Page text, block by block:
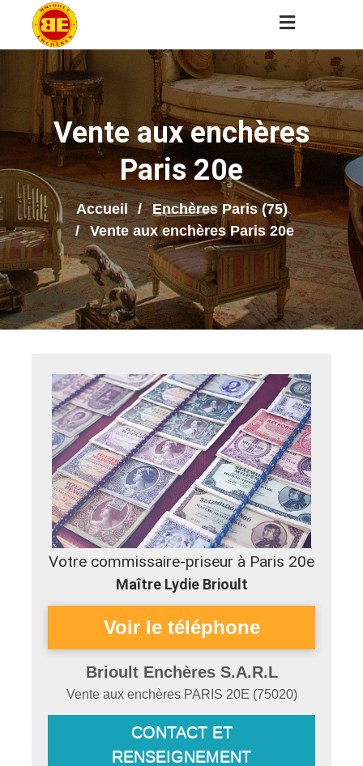
Vente aux enchères
Paris 20e
Accueil
Enchères Paris (75)
Vente aux enchères Paris 20e
Votre commissaire-priseur à Paris 20e
Maître Lydie Brioult
Brioult Enchères S.A.R.L
Vente aux enchères PARIS 20E (75020)
CONTACT ET
RENSEIGNEMENT